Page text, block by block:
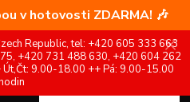
v hotovosti ZDARMA! 🎶
Republic, tel: +420 605 333 663
+420 731 488 630, +420 604 262
9.00-18.00 ++ Pá: 9.00-15.00